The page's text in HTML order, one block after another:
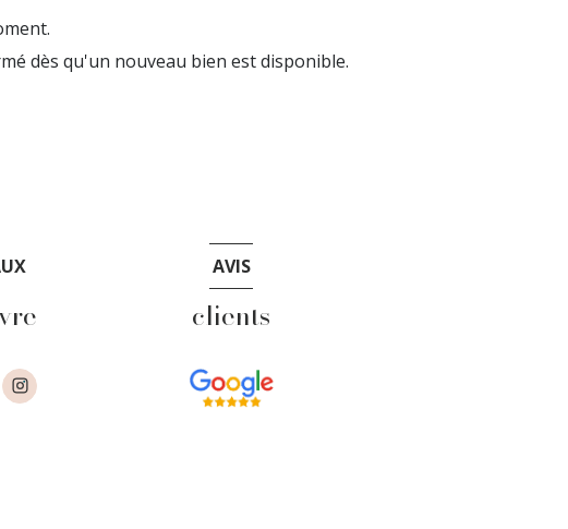
dès qu'un nouveau bien est disponible.
AVIS
clients